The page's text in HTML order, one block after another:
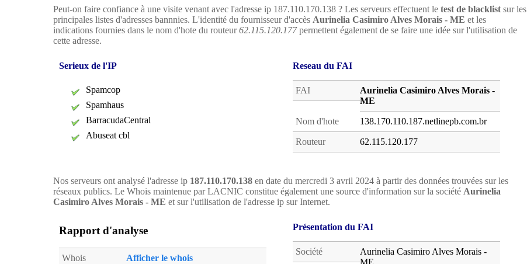
Peut-on faire confiance à une visite venant avec l'adresse ip 187.110.170.138 ? Les serveurs effectuent le test de blacklist sur les
principales listes d'adresses bannnies. L'identité du fournisseur d'accès Aurinelia Casimiro Alves Morais - ME et les
indications fournies dans le nom d'hote du routeur62.115.120.177permettent également de se faire une idée sur l'utilisation de
cette adresse.
Serieux de l'IP
Spamcop
Spamhaus
BarracudaCentral
Abuseat cbl
Reseau du FAI
FAI
Aurinelia Casimiro Alves Morais -
ME
Nom d'hote 138.170.110.187.netlinepb.com.br
Routeur 62.115.120.177
Nos serveurs ont analysé l'adresse ip 187.110.170.138 en date du mercredi 3 avril 2024 à partir des données trouvées sur les
réseaux publics. Le Whois maintenue par LACNIC constitue également une source d'information sur la société Aurinelia
Casimiro Alves Morais - ME et sur l'utilisation de l'adresse ip sur Internet.
Rapport d'analyse
Whois Afficher le whois
Présentation du FAI
Société
Aurinelia Casimiro Alves Morais -
ME